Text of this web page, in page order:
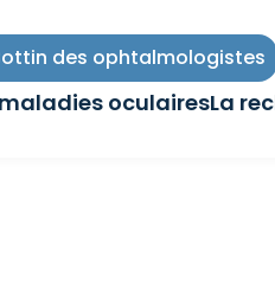
des ophtalmologistes
maladies oculaires
Fermer
La